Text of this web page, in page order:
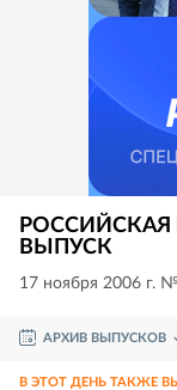
РОССИЙСКАЯ
ВЫПУСК
17 ноября 2006 г.
АРХИВ ВЫПУСКОВ
В ЭТОТ ДЕНЬ ТАКЖЕ